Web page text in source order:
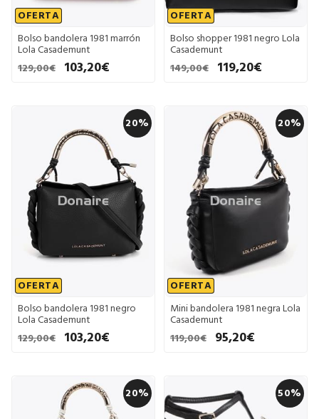
OFERTA
Bolso bandolera 1981 marrón
Lola Casademunt
129,00€
103,20€
OFERTA
Bolso shopper 1981 negro Lola
Casademunt
149,00€
119,20€
20%
OFERTA
Bolso bandolera 1981 negro
Lola Casademunt
129,00€
103,20€
20%
OFERTA
Mini bandolera 1981 negra Lola
Casademunt
119,00€
95,20€
20% 50%